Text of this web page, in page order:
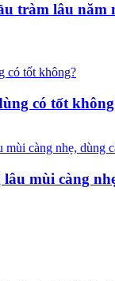
tràm lâu năm
có tốt
mùi càng